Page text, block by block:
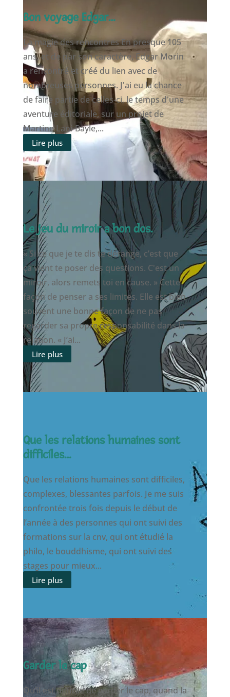
Bon voyage Edgar…
La magie des rencontres En presque 105
ans, et de par son caractère, Edgar Morin
a rencontré et créé du lien avec de
nombreuses personnes. J'ai eu la chance
de faire partie de celles-ci, le temps d'une
aventure éditoriale, sur un projet de
Martine Lani-Bayle,...
Lire plus
Le jeu du miroir a bon dos.
« Si ce que je te dis te dérange, c’est que
ça vient te poser des questions. C'est un
miroir, alors remets toi en cause. » Cette
façon de penser a ses limites. Elle est bien
souvent une bonne façon de ne pas
regarder sa propre responsabilité dans la
relation. « J’ai...
Lire plus
Que les relations humaines sont
difficiles…
Que les relations humaines sont difficiles,
complexes, blessantes parfois. Je me suis
confrontée trois fois depuis le début de
l’année à des personnes qui ont suivi des
formations sur la cnv, qui ont étudié la
philo, le bouddhisme, qui ont suivi des
stages pour mieux...
Lire plus
Garder le cap
Qu’il est difficile de garder le cap, quand la